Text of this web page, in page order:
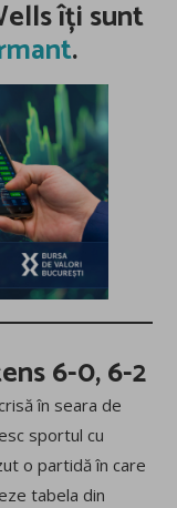
îți sunt
.
6-0, 6-2
în seara de
sportul cu
o partidă în care
tabela din